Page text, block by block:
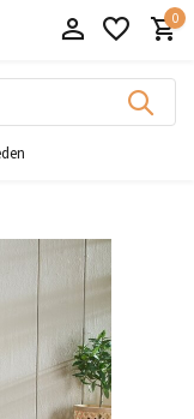
0
9,1